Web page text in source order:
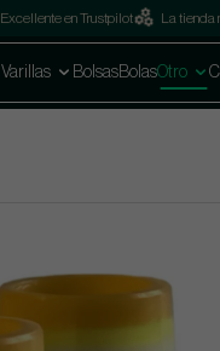
Excellente en Trustpilot La tienda
Varillas BolsasBolasOtro